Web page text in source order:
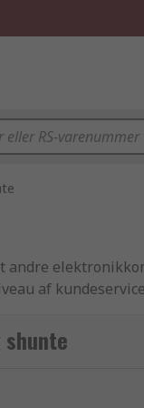
af
stik, klemmer
fremskaffet